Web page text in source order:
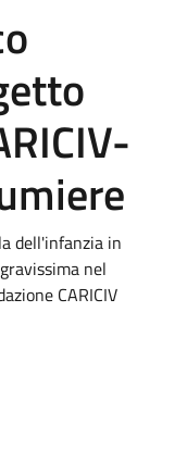
dell'infanzia in
nel
CARICIV